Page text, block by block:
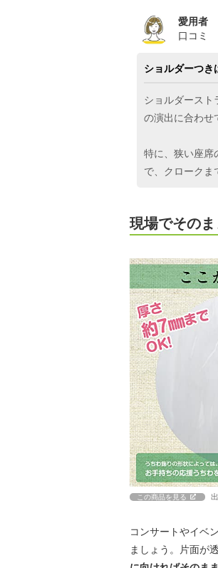
愛用者
口コミ
ショルダーつき
ショルダースト
の演出に合わせ
特に、狭い座席
で、クロークま
現場でその
この商品を見る
コンサートやイベ
ましょう。片面が